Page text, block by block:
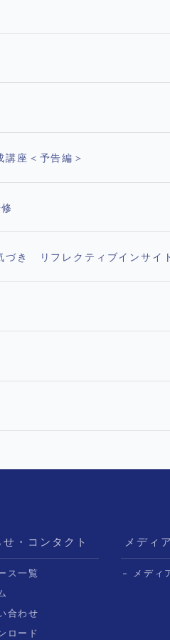
座＜予告編＞
づき リフレクティブインサイ
せ・コンタクト
ス一覧
合わせ
ロード
メディ
メディ